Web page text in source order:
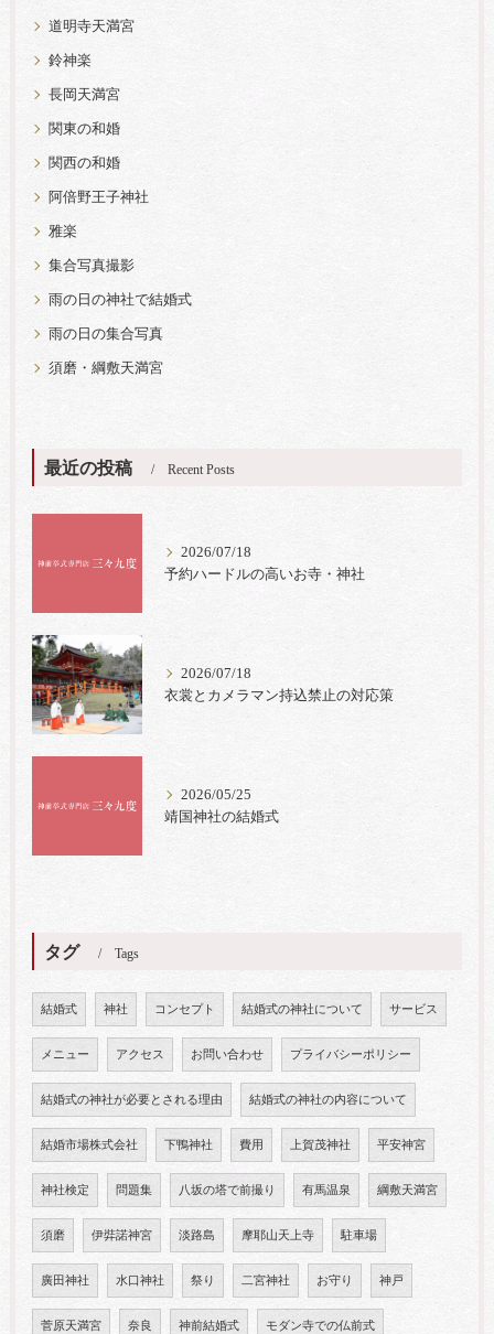
道明寺天満宮
鈴神楽
長岡天満宮
関東の和婚
関西の和婚
阿倍野王子神社
雅楽
集合写真撮影
雨の日の神社で結婚式
雨の日の集合写真
須磨・綱敷天満宮
最近の投稿 Recent Posts
2026/07/18
予約ハードルの高いお寺・神社
2026/07/18
衣裳とカメラマン持込禁止の対応策
2026/05/25
靖国神社の結婚式
タグ Tags
結婚式 神社 コンセプト 結婚式の神社について サービス
メニュー アクセス お問い合わせ プライバシーポリシー
結婚式の神社が必要とされる理由 結婚式の神社の内容について
結婚市場株式会社 下鴨神社 費用 上賀茂神社 平安神宮
神社検定 問題集 八坂の塔で前撮り 有馬温泉 綱敷天満宮
須磨 伊弉諾神宮 淡路島 摩耶山天上寺 駐車場
廣田神社 水口神社 祭り 二宮神社 お守り 神戸
菅原天満宮 奈良 神前結婚式 モダン寺での仏前式